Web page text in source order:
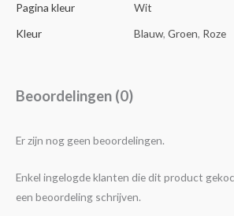
Pagina kleur
Wit
Kleur
Blauw, Groen, Roze
Beoordelingen (0)
Er zijn nog geen beoordelingen.
Enkel ingelogde klanten die dit product
een beoordeling schrijven.